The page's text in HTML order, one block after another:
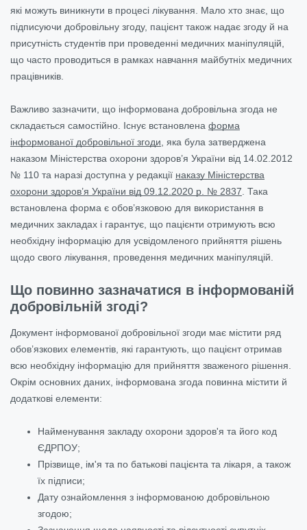
які можуть виникнути в процесі лікування. Мало хто знає, що
підписуючи добровільну згоду, пацієнт також надає згоду й на
присутність студентів при проведенні медичних маніпуляцій,
що часто проводиться в рамках навчання майбутніх медичних
працівників.
Важливо зазначити, що інформована добровільна згода не
складається самостійно. Існує встановлена форма
інформованої добровільної згоди , яка була затверджена
наказом Міністерства охорони здоров’я України від 14.02.2012
№ 110 та наразі доступна у редакції наказу Міністерства
охорони здоров’я України від 09.12.2020 р. № 2837 . Така
встановлена форма є обов’язковою для використання в
медичних закладах і гарантує, що пацієнти отримують всю
необхідну інформацію для усвідомленого прийняття рішень
щодо свого лікування, проведення медичних маніпуляцій.
Що повинно зазначатися в інформованій
добровільній згоді?
Документ інформованої добровільної згоди має містити ряд
обов’язкових елементів, які гарантують, що пацієнт отримав
всю необхідну інформацію для прийняття зваженого рішення.
Окрім основних даних, інформована згода повинна містити й
додаткові елементи:
Найменування закладу охорони здоров'я та його код
ЄДРПОУ;
Прізвище, ім'я та по батькові пацієнта та лікаря, а також
їх підписи;
Дату ознайомлення з інформованою добровільною
згодою;